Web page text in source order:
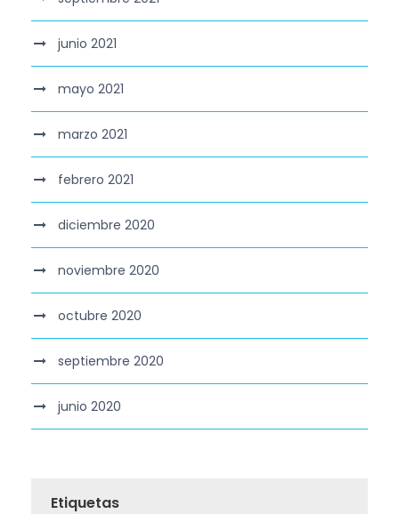
junio 2021
mayo 2021
marzo 2021
febrero 2021
diciembre 2020
noviembre 2020
octubre 2020
septiembre 2020
junio 2020
Etiquetas